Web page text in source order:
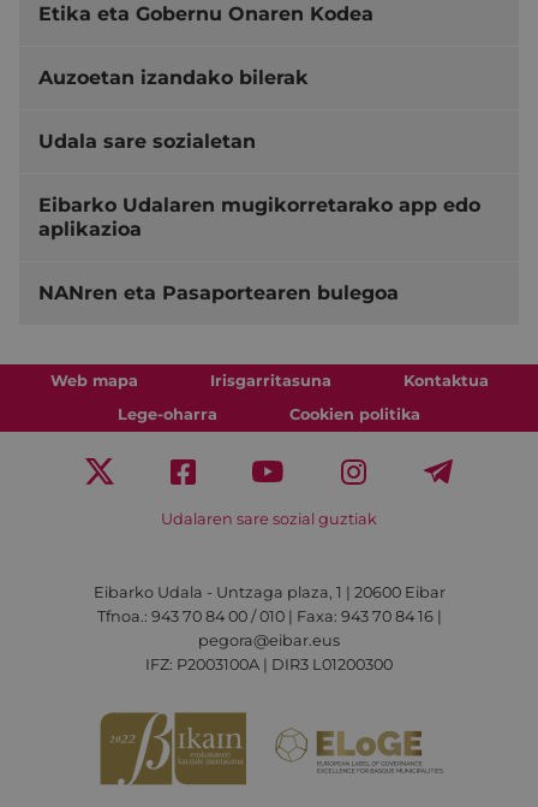
Etika eta Gobernu Onaren Kodea
Auzoetan izandako bilerak
Udala sare sozialetan
Eibarko Udalaren mugikorretarako app edo
aplikazioa
NANren eta Pasaportearen bulegoa
Web mapa Irisgarritasuna
Kontaktua
Lege-oharra
Cookien politika
Udalaren sare sozial guztiak
Eibarko Udala - Untzaga plaza, 1 | 20600 Eibar
Tfnoa.: 943 70 84 00 / 010 | Faxa: 943 70 84 16 |
pegora@eibar.eus
IFZ: P2003100A | DIR3 L01200300